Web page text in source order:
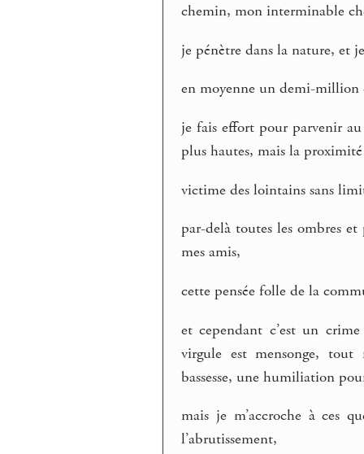
chemin, mon interminable
je pénètre dans la nature, et
en moyenne un demi-million
je fais effort pour parvenir
plus hautes, mais la
victime des lointains sans
par-delà toutes les ombres
mes amis,
cette pensée folle de la
et cependant c’est un
virgule est mensonge, tout
bassesse, une humiliation
mais je m’accroche à ces
l’abrutissement,